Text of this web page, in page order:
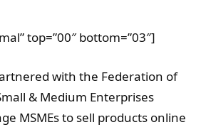
top=”00″ bottom=”03″]
with the Federation of
& Medium Enterprises
MSMEs to sell products online